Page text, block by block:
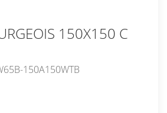
150X150 С
150A150WTB